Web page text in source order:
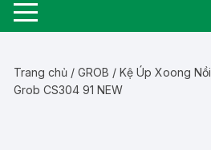
Trang chủ /GROB /Kệ Úp Xoong Nồi
Grob CS304 91 NEW